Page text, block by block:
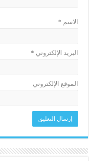
الاسم *
البريد الإلكتروني *
الموقع الإلكتروني